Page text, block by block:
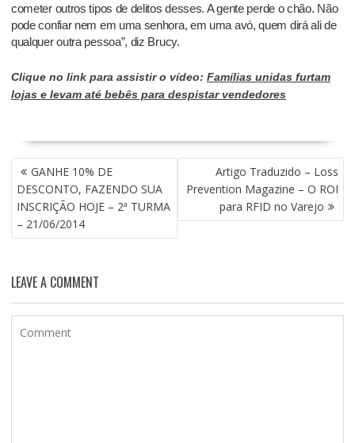
cometer outros tipos de delitos desses. A gente perde o chão. Não
pode confiar nem em uma senhora, em uma avó, quem dirá ali de
qualquer outra pessoa”, diz Brucy.
Clique no link para assistir o vídeo: Famílias unidas furtam
lojas e levam até bebês para despistar vendedores
NAVEGAÇÃO
DE
POST
GANHE 10% DE
DESCONTO, FAZENDO SUA
INSCRIÇÃO HOJE – 2ª TURMA
– 21/06/2014
Artigo Traduzido – Loss
Prevention Magazine – O ROI
para RFID no Varejo
LEAVE A COMMENT